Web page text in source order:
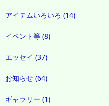
アイテムいろいろ (14)
イベント等 (8)
エッセイ (37)
お知らせ (64)
ギャラリー (1)